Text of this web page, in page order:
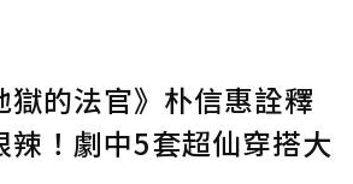
獄的法官》朴信惠詮釋
辣！劇中5套超仙穿搭大